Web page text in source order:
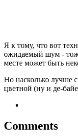
Я к тому, что вот
ожидаемый шум -
месте может быть
Но насколько лучше
цветной (ну и де-
Comments